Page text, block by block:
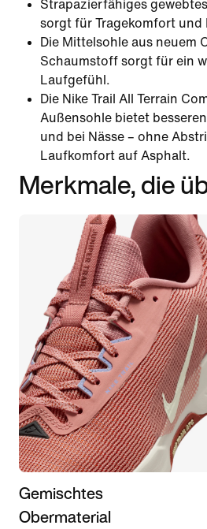
Strapazierfähiges
sorgt für Tragekomfort und
Die Mittelsohle aus neuem
Schaumstoff sorgt für ein
Laufgefühl.
Die Nike Trail All Terrain
Außensohle bietet
und bei Nässe – ohne
Laufkomfort auf Asphalt.
Merkmale, die
Gemischtes
Obermaterial